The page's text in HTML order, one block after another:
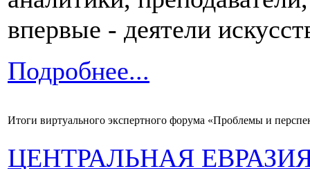
впервые - деятели
Подробнее...
Итоги виртуального экспертного форума «Проблемы и
ЦЕНТРАЛЬНАЯ